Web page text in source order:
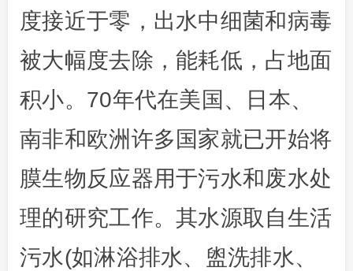
度接近于零，出水中细菌和病毒
被大幅度去除，能耗低，占地面
积小。70年代在美国、日本、
南非和欧洲许多国家就已开始将
膜生物反应器用于污水和废水处
理的研究工作。其水源取自生活
污水(如淋浴排水、盥洗排水、